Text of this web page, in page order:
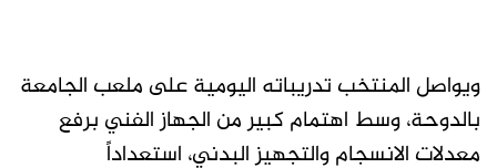
ويواصل المنتخب تدريباته اليومية على ملعب الجامعة
بالدوحة، وسط اهتمام كبير من الجهاز الفني برفع
معدلات الانسجام والتجهيز البدني، استعداداً